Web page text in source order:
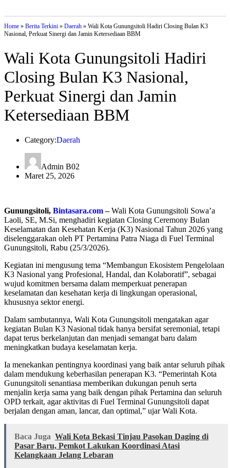
Home » Berita Terkini » Daerah » Wali Kota Gunungsitoli Hadiri Closing Bulan K3
Nasional, Perkuat Sinergi dan Jamin Ketersediaan BBM
Wali Kota Gunungsitoli Hadiri
Closing Bulan K3 Nasional,
Perkuat Sinergi dan Jamin
Ketersediaan BBM
Category:Daerah
Admin B02
Maret 25, 2026
Gunungsitoli, Bintasara.com–Wali Kota Gunungsitoli Sowa’a
Laoli, SE, M.Si, menghadiri kegiatan Closing Ceremony Bulan
Keselamatan dan Kesehatan Kerja (K3) Nasional Tahun 2026 yang
diselenggarakan oleh PT Pertamina Patra Niaga di Fuel Terminal
Gunungsitoli, Rabu (25/3/2026).
Kegiatan ini mengusung tema “Membangun Ekosistem Pengelolaan
K3 Nasional yang Profesional, Handal, dan Kolaboratif”, sebagai
wujud komitmen bersama dalam memperkuat penerapan
keselamatan dan kesehatan kerja di lingkungan operasional,
khususnya sektor energi.
Dalam sambutannya, Wali Kota Gunungsitoli mengatakan agar
kegiatan Bulan K3 Nasional tidak hanya bersifat seremonial, tetapi
dapat terus berkelanjutan dan menjadi semangat baru dalam
meningkatkan budaya keselamatan kerja.
Ia menekankan pentingnya koordinasi yang baik antar seluruh pihak
dalam mendukung keberhasilan penerapan K3. “Pemerintah Kota
Gunungsitoli senantiasa memberikan dukungan penuh serta
menjalin kerja sama yang baik dengan pihak Pertamina dan seluruh
OPD terkait, agar aktivitas di Fuel Terminal Gunungsitoli dapat
berjalan dengan aman, lancar, dan optimal,” ujar Wali Kota.
Baca Juga Wali Kota Bekasi Tinjau Pasokan Daging di
Pasar Baru, Pemkot Lakukan Koordinasi Atasi
Kelangkaan Jelang Lebaran